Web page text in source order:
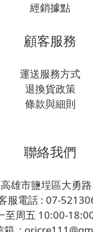
經銷據點
顧客服務
運送服務方式
退換貨政策
條款與細則
聯絡我們
雄市鹽埕區大勇
服電話 : 07-
至周五 10:00-